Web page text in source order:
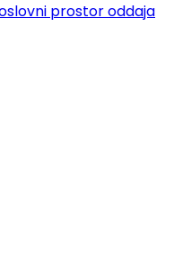
prostor oddaja